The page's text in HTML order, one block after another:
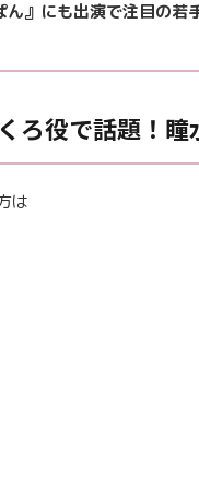
』にも出演で注目の若
ろ役で話題！
は